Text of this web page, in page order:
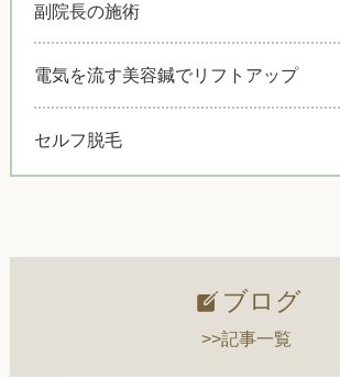
副院長の施術
電気を流す美容鍼でリフトアップ
セルフ脱毛
ブログ
>>記事一覧